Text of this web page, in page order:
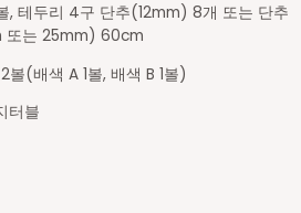
, 테두리 4구 단추(12mm) 8개 또는 단추
또는 25mm) 60cm
(배색 A 1볼, 배색 B 1볼)
터블